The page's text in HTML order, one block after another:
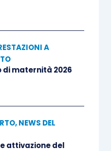
A
di maternità 2026
,NEWS DEL
attivazione del